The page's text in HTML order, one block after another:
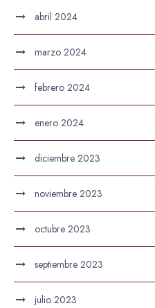
abril 2024
marzo 2024
febrero 2024
enero 2024
diciembre 2023
noviembre 2023
octubre 2023
septiembre 2023
julio 2023